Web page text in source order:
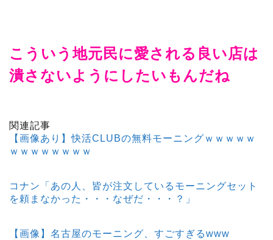
こういう地元民に愛される良い店は
潰さないようにしたいもんだね
関連記事
【画像あり】快活CLUBの無料モーニングｗｗｗｗｗ
ｗｗｗｗｗｗｗｗ
コナン「あの人、皆が注文しているモーニングセット
を頼まなかった・・・なぜだ・・・？」
【画像】名古屋のモーニング、すごすぎるwww